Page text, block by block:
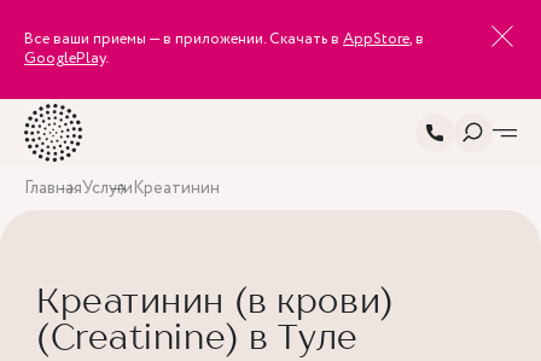
Все ваши приемы — в приложении. Скачать в AppStore, в
GooglePlay.
ГлавнаяУслугиКреатинин
Креатинин (в крови)
(Creatinine) в Туле